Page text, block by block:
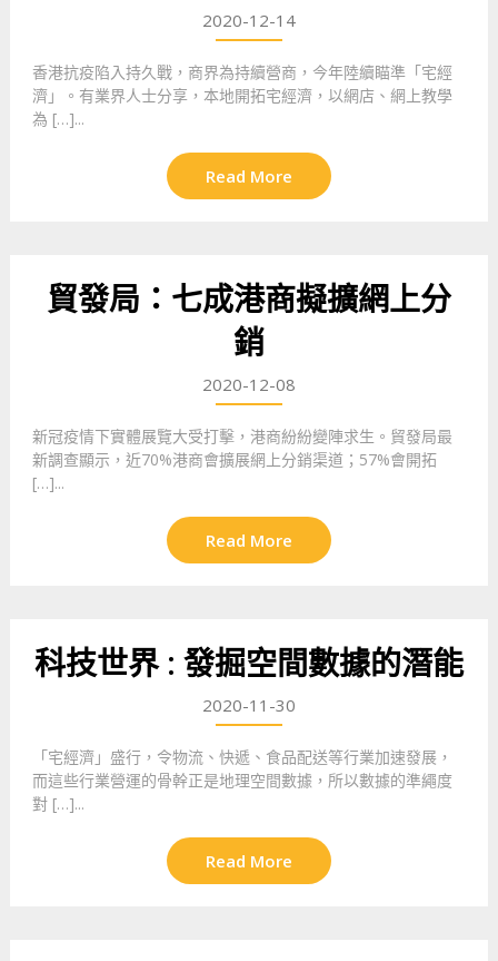
2020-12-14
香港抗疫陷入持久戰，商界為持續營商，今年陸續瞄準「宅經
濟」。有業界人士分享，本地開拓宅經濟，以網店、網上教學
為 […]...
Read More
貿發局：七成港商擬擴網上分
銷
2020-12-08
新冠疫情下實體展覽大受打擊，港商紛紛變陣求生。貿發局最
新調查顯示，近70%港商會擴展網上分銷渠道；57%會開拓
[…]...
Read More
科技世界 : 發掘空間數據的潛能
2020-11-30
「宅經濟」盛行，令物流、快遞、食品配送等行業加速發展，
而這些行業營運的骨幹正是地理空間數據，所以數據的準繩度
對 […]...
Read More